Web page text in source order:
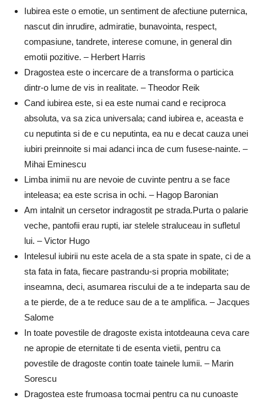
Iubirea este o emotie, un sentiment de afectiune puternica,
nascut din inrudire, admiratie, bunavointa, respect,
compasiune, tandrete, interese comune, in general din
emotii pozitive. – Herbert Harris
Dragostea este o incercare de a transforma o particica
dintr-o lume de vis in realitate. – Theodor Reik
Cand iubirea este, si ea este numai cand e reciproca
absoluta, va sa zica universala; cand iubirea e, aceasta e
cu neputinta si de e cu neputinta, ea nu e decat cauza unei
iubiri preinnoite si mai adanci inca de cum fusese-nainte. –
Mihai Eminescu
Limba inimii nu are nevoie de cuvinte pentru a se face
inteleasa; ea este scrisa in ochi. – Hagop Baronian
Am intalnit un cersetor indragostit pe strada.Purta o palarie
veche, pantofii erau rupti, iar stelele straluceau in sufletul
lui. – Victor Hugo
Intelesul iubirii nu este acela de a sta spate in spate, ci de a
sta fata in fata, fiecare pastrandu-si propria mobilitate;
inseamna, deci, asumarea riscului de a te indeparta sau de
a te pierde, de a te reduce sau de a te amplifica. – Jacques
Salome
In toate povestile de dragoste exista intotdeauna ceva care
ne apropie de eternitate ti de esenta vietii, pentru ca
povestile de dragoste contin toate tainele lumii. – Marin
Sorescu
Dragostea este frumoasa tocmai pentru ca nu cunoaste